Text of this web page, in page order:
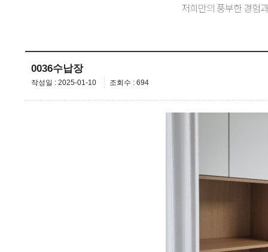
저희만의 풍부한 경험
0036수납장
작성일 : 2025-01-10 조회수 : 694